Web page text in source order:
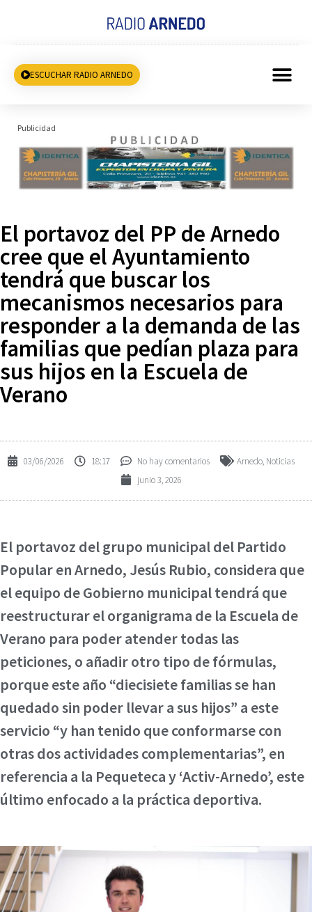
ESCUCHAR RADIO ARNEDO
Publicidad
El portavoz del PP de Arnedo
cree que el Ayuntamiento
tendrá que buscar los
mecanismos necesarios para
responder a la demanda de las
familias que pedían plaza para
sus hijos en la Escuela de
Verano
03/06/2026 18:17 No hay comentarios Arnedo, Noticias
junio 3, 2026
El portavoz del grupo municipal del Partido
Popular en Arnedo, Jesús Rubio, considera que
el equipo de Gobierno municipal tendrá que
reestructurar el organigrama de la Escuela de
Verano para poder atender todas las
peticiones, o añadir otro tipo de fórmulas,
porque este año “diecisiete familias se han
quedado sin poder llevar a sus hijos” a este
servicio “y han tenido que conformarse con
otras dos actividades complementarias”, en
referencia a la Pequeteca y ‘Activ-Arnedo’, este
último enfocado a la práctica deportiva.